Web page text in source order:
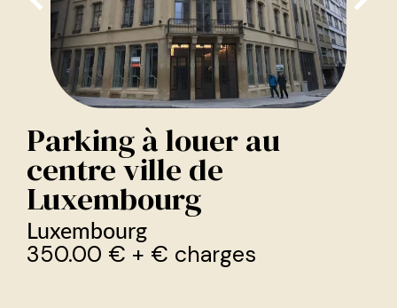
Parking à louer au
centre ville de
Luxembourg
Luxembourg
350.00 € + € charges